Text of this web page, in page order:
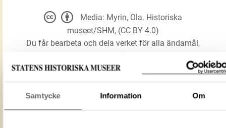
Samtycke Information Om
Media: Myrin, Ola. Historiska
museet/SHM, (CC BY 4.0)
Du får bearbeta och dela verket för alla ändamål,
upphovsperson och licensgivare.
LADDA NER MEDIA